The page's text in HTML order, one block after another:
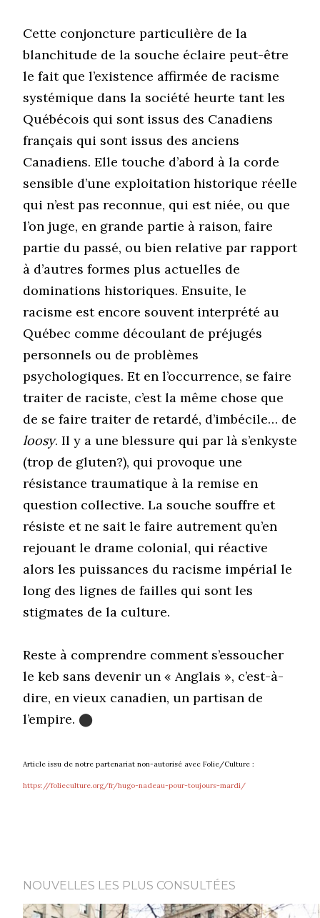
Cette conjoncture particulière de la
blanchitude de la souche éclaire peut-être
le fait que l’existence affirmée de racisme
systémique dans la société heurte tant les
Québécois qui sont issus des Canadiens
français qui sont issus des anciens
Canadiens. Elle touche d’abord à la corde
sensible d’une exploitation historique réelle
qui n’est pas reconnue, qui est niée, ou que
l’on juge, en grande partie à raison, faire
partie du passé, ou bien relative par rapport
à d’autres formes plus actuelles de
dominations historiques. Ensuite, le
racisme est encore souvent interprété au
Québec comme découlant de préjugés
personnels ou de problèmes
psychologiques. Et en l’occurrence, se faire
traiter de raciste, c’est la même chose que
de se faire traiter de retardé, d’imbécile… de
loosy. Il y a une blessure qui par là s’enkyste
(trop de gluten?), qui provoque une
résistance traumatique à la remise en
question collective. La souche souffre et
résiste et ne sait le faire autrement qu’en
rejouant le drame colonial, qui réactive
alors les puissances du racisme impérial le
long des lignes de failles qui sont les
stigmates de la culture.
Reste à comprendre comment s’essoucher
le keb sans devenir un « Anglais », c’est-à-
dire, en vieux canadien, un partisan de
l’empire. ⬤
Article issu de notre partenariat non-autorisé avec Folie/Culture :
https://folieculture.org/fr/hugo-nadeau-pour-toujours-mardi/
NOUVELLES LES PLUS CONSULTÉES